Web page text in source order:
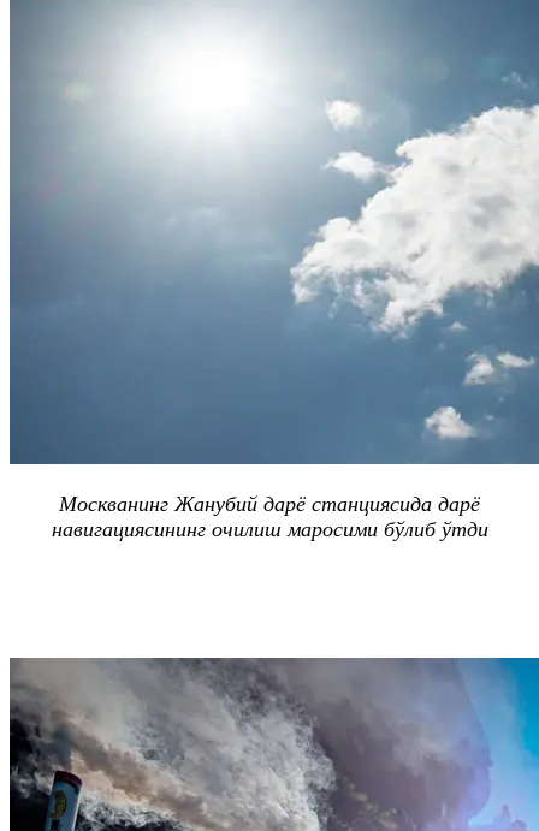
Москванинг Жанубий дарё станциясида дарё
навигациясининг очилиш маросими бўлиб ўтди